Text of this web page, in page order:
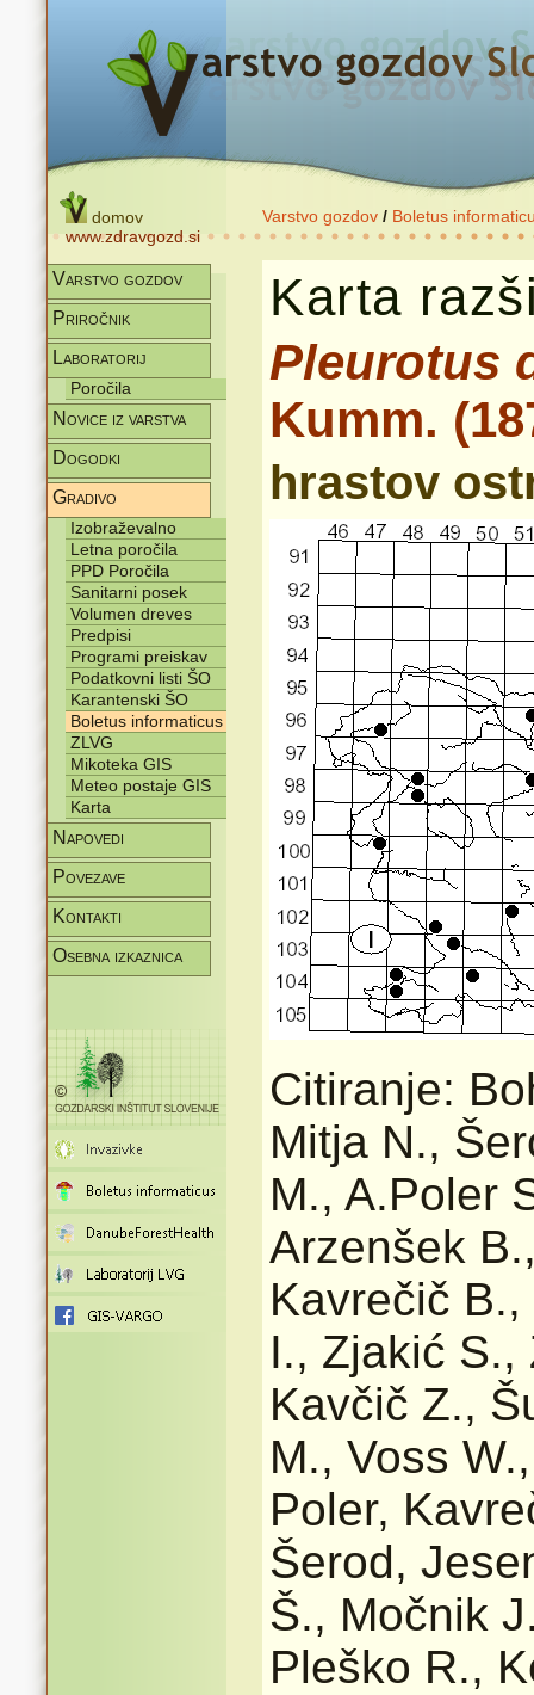
domov
www.zdravgozd.si
Varstvo gozdov / Boletus
Varstvo gozdov
Priročnik
Laboratorij
Poročila
Novice iz varstva
Dogodki
Gradivo
Izobraževalno
Letna poročila
PPD Poročila
Sanitarni posek
Volumen dreves
Predpisi
Programi preiskav
Podatkovni listi ŠO
Karantenski ŠO
Boletus informaticus
ZLVG
Mikoteka GIS
Meteo postaje GIS
Karta
Napovedi
Povezave
Kontakti
Osebna izkaznica
Karta
Pleurotus
Kumm.
hrastov
Citiranje:
Mitja N.,
M., A.Poler
Arzenšek
Kavrečič
I., Zjakić S.,
Kavčič Z.,
M., Voss
Poler,
Šerod,
Š., Močnik
Pleško R.,